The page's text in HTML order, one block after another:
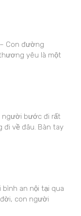
Con đường
yêu là một
người bước đi rất
đi về đâu. Bàn tay
an nội tại qua
con người